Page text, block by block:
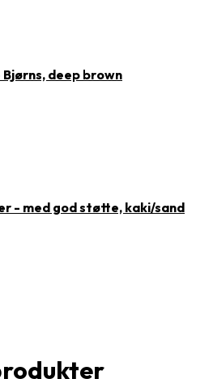
deep brown
- med god støtte, kaki/sand